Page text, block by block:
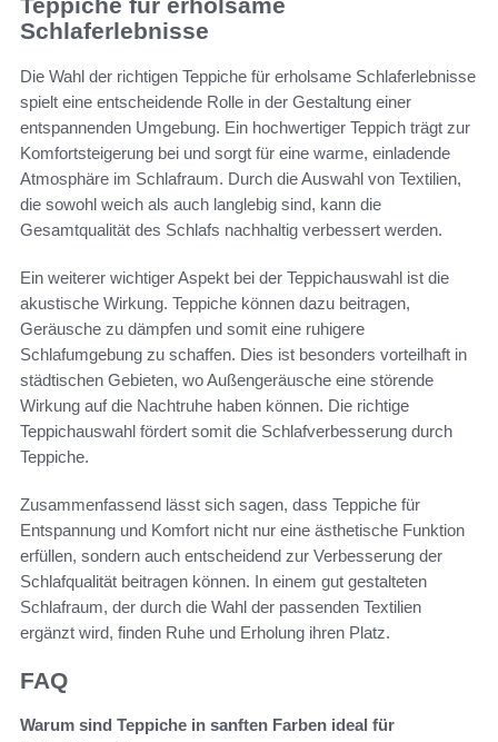
Teppiche für erholsame
Schlaferlebnisse
Die Wahl der richtigen Teppiche für erholsame Schlaferlebnisse
spielt eine entscheidende Rolle in der Gestaltung einer
entspannenden Umgebung. Ein hochwertiger Teppich trägt zur
Komfortsteigerung bei und sorgt für eine warme, einladende
Atmosphäre im Schlafraum. Durch die Auswahl von Textilien,
die sowohl weich als auch langlebig sind, kann die
Gesamtqualität des Schlafs nachhaltig verbessert werden.
Ein weiterer wichtiger Aspekt bei der Teppichauswahl ist die
akustische Wirkung. Teppiche können dazu beitragen,
Geräusche zu dämpfen und somit eine ruhigere
Schlafumgebung zu schaffen. Dies ist besonders vorteilhaft in
städtischen Gebieten, wo Außengeräusche eine störende
Wirkung auf die Nachtruhe haben können. Die richtige
Teppichauswahl fördert somit die Schlafverbesserung durch
Teppiche.
Zusammenfassend lässt sich sagen, dass Teppiche für
Entspannung und Komfort nicht nur eine ästhetische Funktion
erfüllen, sondern auch entscheidend zur Verbesserung der
Schlafqualität beitragen können. In einem gut gestalteten
Schlafraum, der durch die Wahl der passenden Textilien
ergänzt wird, finden Ruhe und Erholung ihren Platz.
FAQ
Warum sind Teppiche in sanften Farben ideal für